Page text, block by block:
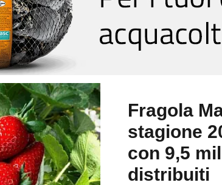
Fragola
stagione
con 9,5
distribuiti